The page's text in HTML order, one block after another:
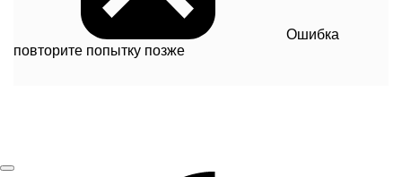
Ошибка
повторите попытку позже